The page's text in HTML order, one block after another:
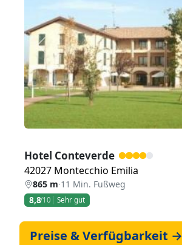
Zurück
Hotel Conteverde
42027 Montecchio Emilia
865 m·11 Min. Fußweg
8,8/10 Sehr gut
Preise & Verfügbarkeit →